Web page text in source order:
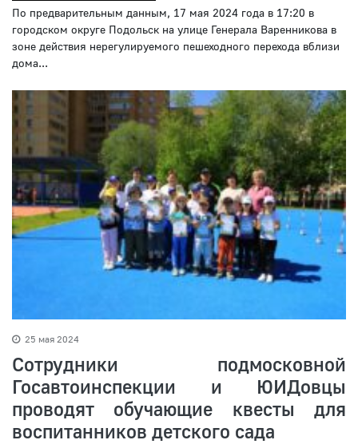
По предварительным данным, 17 мая 2024 года в 17:20 в
городском округе Подольск на улице Генерала Варенникова в
зоне действия нерегулируемого пешеходного перехода вблизи
дома...
25 мая 2024
Сотрудники подмосковной
Госавтоинспекции и ЮИДовцы
проводят обучающие квесты для
воспитанников детского сада